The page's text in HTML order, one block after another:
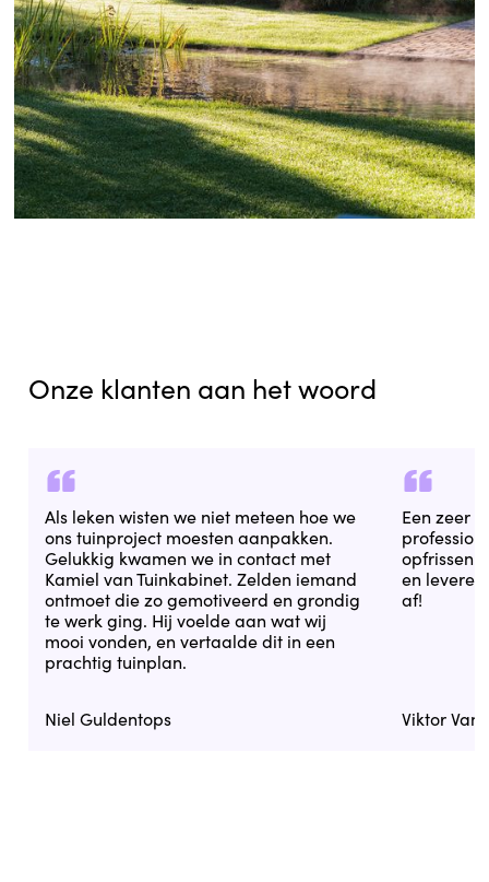
Onze klanten aan het woord
Als leken wisten we niet meteen hoe we
ons tuinproject moesten aanpakken.
Gelukkig kwamen we in contact met
Kamiel van Tuinkabinet. Zelden iemand
ontmoet die zo gemotiveerd en grondig
te werk ging. Hij voelde aan wat wij
mooi vonden, en vertaalde dit in een
prachtig tuinplan.
Niel Guldentops
Een zeer
opfrissen.
en
af!
Viktor Van